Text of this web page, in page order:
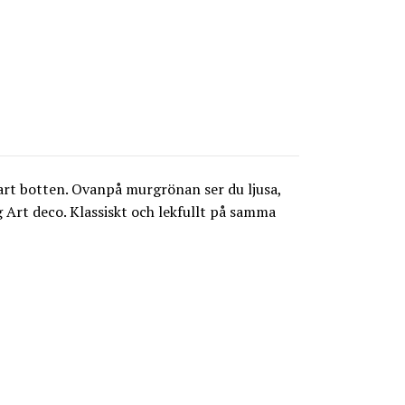
botten. Ovanpå murgrönan ser du ljusa,
deco. Klassiskt och lekfullt på samma